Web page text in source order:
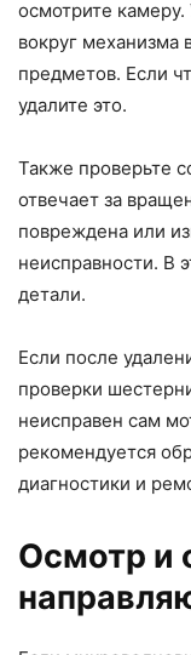
осмотрите
вокруг механизма
предметов. Если
удалите это.
Также проверьте
отвечает за
повреждена или
неисправности. В
детали.
Если после
проверки
неисправен сам
рекомендуется
диагностики и
Осмотр и